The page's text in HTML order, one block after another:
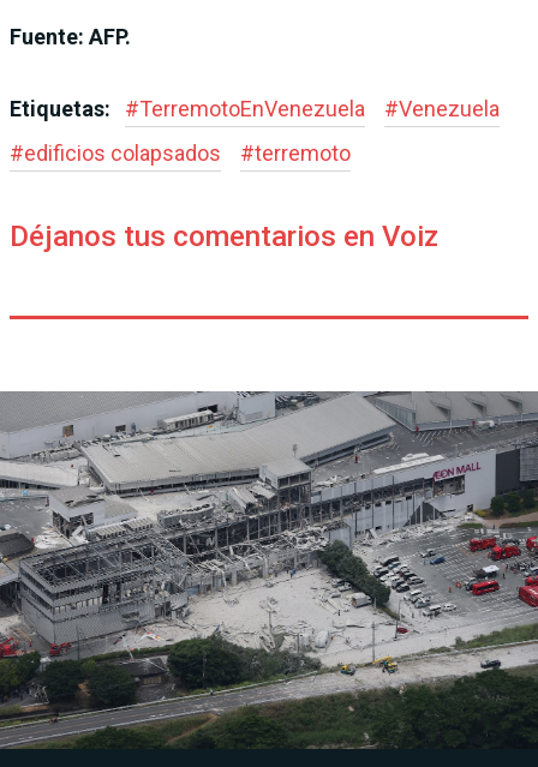
Fuente: AFP.
Etiquetas: #TerremotoEnVenezuela #Venezuela
#edificios colapsados #terremoto
Déjanos tus comentarios en Voiz